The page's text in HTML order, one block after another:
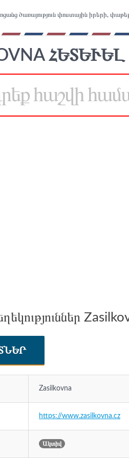
ծառայություն փոստային իրերի,
Zasilkovna
https://www.zasilkovna.cz
Ակտիվ